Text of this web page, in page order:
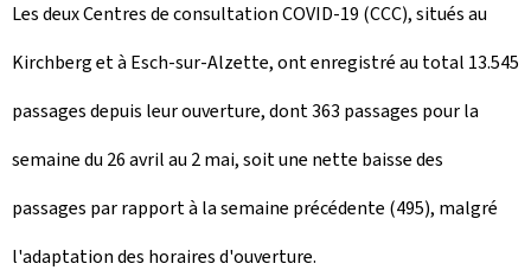
Les deux Centres de consultation COVID-19 (CCC), situés au
Kirchberg et à Esch-sur-Alzette, ont enregistré au total 13.545
passages depuis leur ouverture, dont 363 passages pour la
semaine du 26 avril au 2 mai, soit une nette baisse des
passages par rapport à la semaine précédente (495), malgré
l'adaptation des horaires d'ouverture.